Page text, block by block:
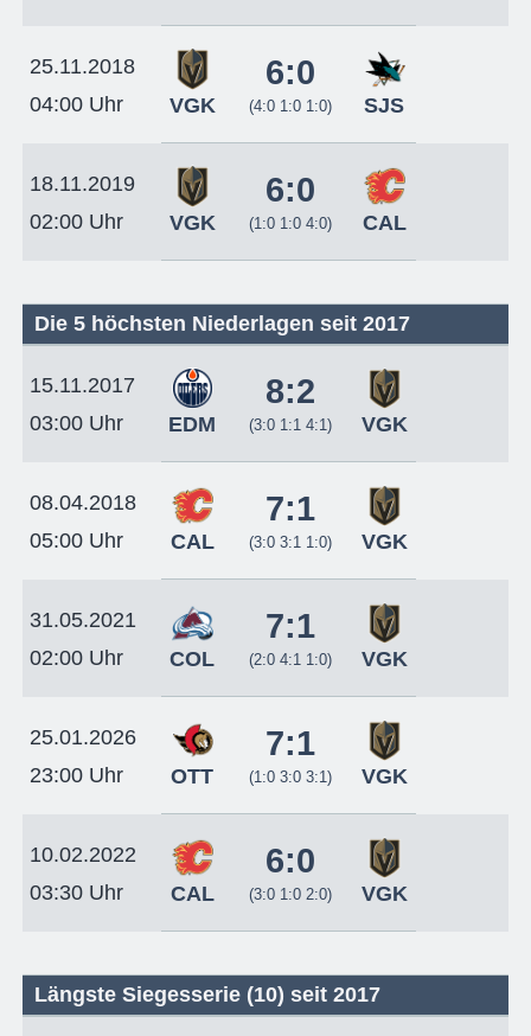
25.11.2018
04:00 Uhr
VGK
6:0
(4:0 1:0 1:0) SJS
18.11.2019
02:00 Uhr
VGK
6:0
(1:0 1:0 4:0) CAL
Die 5 höchsten Niederlagen seit 2017
15.11.2017
03:00 Uhr
EDM
8:2
(3:0 1:1 4:1) VGK
08.04.2018
05:00 Uhr
CAL
7:1
(3:0 3:1 1:0) VGK
31.05.2021
02:00 Uhr
COL
7:1
(2:0 4:1 1:0) VGK
25.01.2026
23:00 Uhr
OTT
7:1
(1:0 3:0 3:1) VGK
10.02.2022
03:30 Uhr
CAL
6:0
(3:0 1:0 2:0) VGK
Längste Siegesserie (10) seit 2017